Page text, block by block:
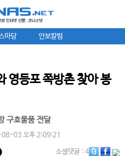
마당 안보칼럼
영등포 쪽방촌 찾아 봉
구호물품 전달
03 오후 2:09:21
소셜댓글: 4